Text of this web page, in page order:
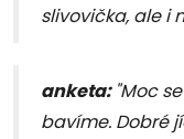
slivovička, ale i
anketa: "Moc
bavíme. Dobré